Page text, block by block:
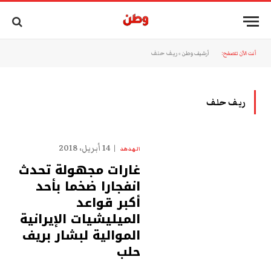
أنت الآن تتصفح: أرشيف وطن »ريف حلف
ريف حلف
الهدهد 14 أبريل، 2018
غارات مجهولة تحدث
انفجارا ضخما بأحد
أكبر قواعد
الميليشيات الإيرانية
الموالية لبشار بريف
حلب